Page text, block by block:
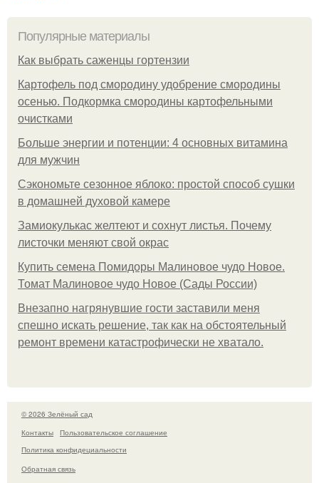
Популярные материалы
Как выбрать саженцы гортензии
Картофель под смородину удобрение смородины
осенью. Подкормка смородины картофельными
очистками
Больше энергии и потенции: 4 основных витамина
для мужчин
Сэкономьте сезонное яблоко: простой способ сушки
в домашней духовой камере
Замиокулькас желтеют и сохнут листья. Почему
листочки меняют свой окрас
Купить семена Помидоры Малиновое чудо Новое.
Томат Малиновое чудо Новое (Сады России)
Внезапно нагрянувшие гости заставили меня
спешно искать решение, так как на обстоятельный
ремонт времени катастрофически не хватало.
© 2026 Зелёный сад
Контакты
Пользовательское соглашение
Политика конфидециальности
Обратная связь